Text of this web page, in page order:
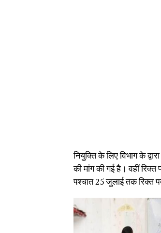
नियुक्ति के लिए विभाग के
की मांग की गई है। वहीं
पश्चात 25 जुलाई तक रिक्त